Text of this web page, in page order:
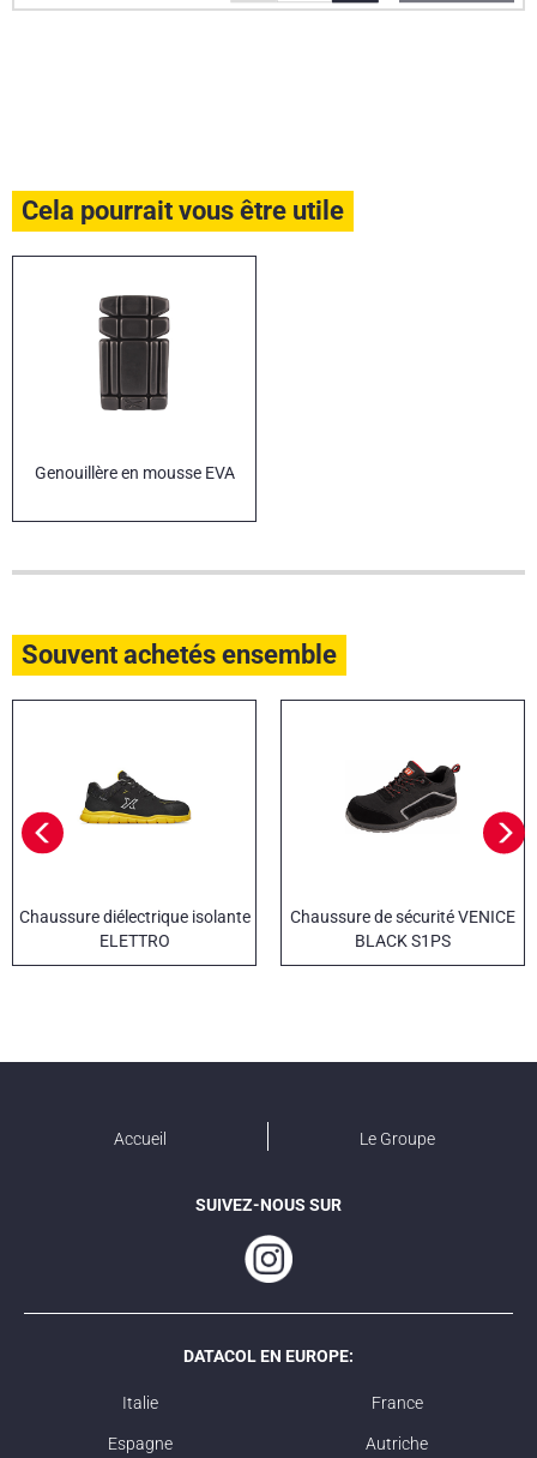
Cela pourrait vous être utile
Genouillère en mousse EVA
Souvent achetés ensemble
Chaussure diélectrique isolante
ELETTRO
Chaussure de sécurité VENICE
BLACK S1PS
Accueil Le Groupe
SUIVEZ-NOUS SUR
DATACOL EN EUROPE:
Italie France
Espagne Autriche